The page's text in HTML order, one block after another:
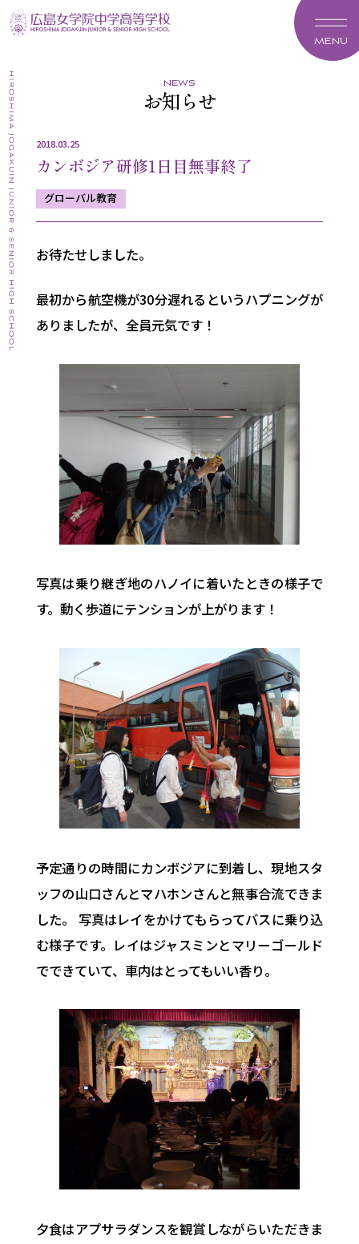
MENU
news
お知らせ
2018.03.25
カンボジア研修1日目無事終了
グローバル教育
お待たせしました。
最初から航空機が30分遅れるというハプニングが
ありましたが、全員元気です！
写真は乗り継ぎ地のハノイに着いたときの様子で
す。動く歩道にテンションが上がります！
予定通りの時間にカンボジアに到着し、現地スタ
ッフの山口さんとマハホンさんと無事合流できま
した。 写真はレイをかけてもらってバスに乗り込
む様子です。レイはジャスミンとマリーゴールド
でできていて、車内はとってもいい香り。
夕食はアプサラダンスを観賞しながらいただきま